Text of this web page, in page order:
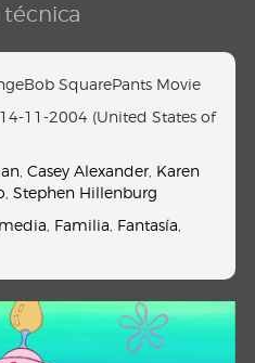
técnica
SquarePants Movie
14-11-2004 (United States of
,Casey Alexander, Karen
,Stephen Hillenburg
, Familia, Fantasía,